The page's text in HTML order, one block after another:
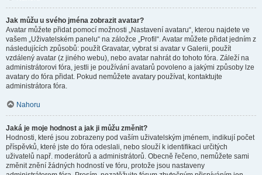
Jak můžu u svého jména zobrazit avatar?
Avatar můžete přidat pomocí možnosti „Nastavení avataru“, kterou najdete ve
vašem „Uživatelském panelu“ na záložce „Profil“. Avatar můžete přidat jedním z
následujících způsobů: použít Gravatar, vybrat si avatar v Galerii, použít
vzdálený avatar (z jiného webu), nebo avatar nahrát do tohoto fóra. Záleží na
administrátorovi fóra, jestli je používání avatarů povoleno a jakými způsoby lze
avatary do fóra přidat. Pokud nemůžete avatary používat, kontaktujte
administrátora fóra.
Nahoru
Jaká je moje hodnost a jak ji můžu změnit?
Hodnosti, které jsou zobrazeny pod vaším uživatelským jménem, indikují počet
příspěvků, které jste do fóra odeslali, nebo slouží k identifikaci určitých
uživatelů např. moderátorů a administrátorů. Obecně řečeno, nemůžete sami
změnit znění žádných hodností ve fóru, protože jsou nastaveny